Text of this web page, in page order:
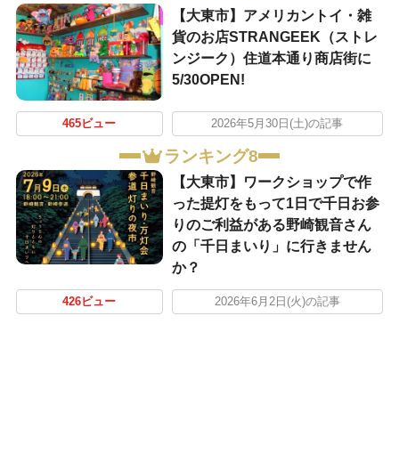
【大東市】アメリカントイ・雑
貨のお店STRANGEEK（ストレ
ンジーク）住道本通り商店街に
5/30OPEN!
465ビュー 2026年5月30日(土)の記事
ランキング8
【大東市】ワークショップで作
った提灯をもって1日で千日お参
りのご利益がある野崎観音さん
の「千日まいり」に行きません
か？
426ビュー 2026年6月2日(火)の記事